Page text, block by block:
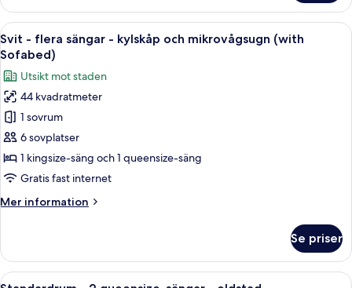
Friendly)
-
kingsize-
säng
Floor;Pet
Friendly)
Öppna
alla
foton
för
Svit
-
flera
sängar
-
och
Sofabed)
Ett hotellrum med en stor säng, två
9
Svit - flera sängar - kylskåp och mikrovågsugn (with
Sofabed)
Utsikt mot staden
44 kvadratmeter
1 sovrum
6 sovplatser
1 kingsize-säng och 1 queensize-säng
Gratis fast internet
Mer information
Mer
-
flera
Se priser
Öppna Ett hotellrum med två sängar, ett